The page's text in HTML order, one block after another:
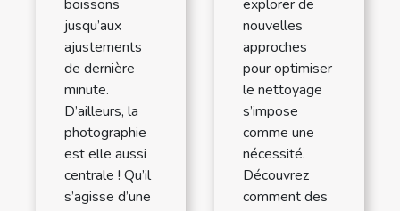
boissons
jusqu’aux
ajustements
de dernière
minute.
D’ailleurs, la
photographie
est elle aussi
centrale ! Qu’il
s’agisse d’une
explorer de
nouvelles
approches
pour optimiser
le nettoyage
s’impose
comme une
nécessité.
Découvrez
comment des